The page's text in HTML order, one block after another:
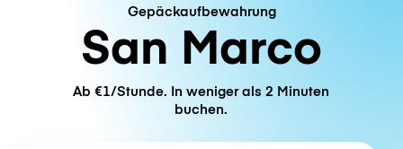
Gepäckaufbewahrung
San Marco
Ab €1/Stunde. In weniger als 2 Minuten
buchen.